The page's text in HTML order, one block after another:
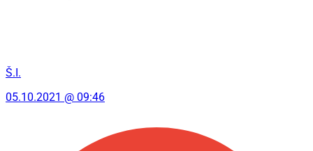
Š.I.
05.10.2021 @ 09:46